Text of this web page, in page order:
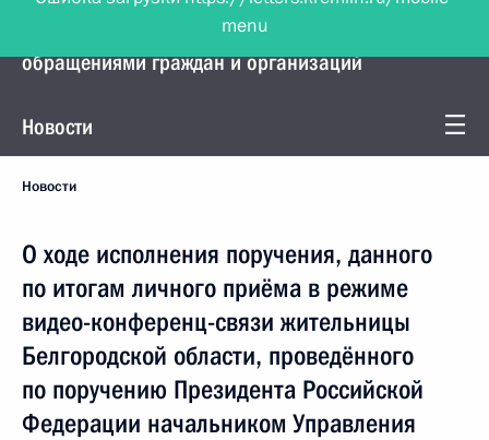
Управление Президента по работе с
обращениями граждан и организаций
Новости
Новости
О ходе исполнения поручения, данного
по итогам личного приёма в режиме
видео-конференц-связи жительницы
Белгородской области, проведённого
по поручению Президента Российской
Федерации начальником Управления
menu